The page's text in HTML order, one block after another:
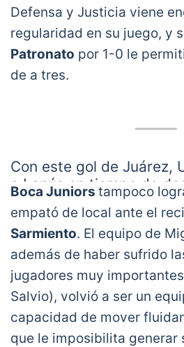
Defensa y Justicia viene
regularidad en su juego, y
Patronato por 1-0 le
de a tres.
Con este gol de Juárez,
a Lanús en tiempo de
otros goles fueron de
García. Orsini y Sand,
Zubeldía
— VarskySports
2021
Boca Juniors tampoco
empató de local ante el
Sarmiento. El equipo de
además de haber sufrido
jugadores muy
Salvio), volvió a ser un
capacidad de mover
que le imposibilita generar